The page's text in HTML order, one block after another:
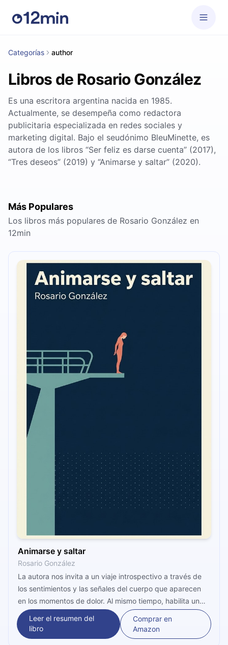
Categorías author
Libros de Rosario González
Es una escritora argentina nacida en 1985.
Actualmente, se desempeña como redactora
publicitaria especializada en redes sociales y
marketing digital. Bajo el seudónimo BleuMinette, es
autora de los libros “Ser feliz es darse cuenta” (2017),
“Tres deseos” (2019) y “Animarse y saltar” (2020).
Más Populares
Los libros más populares de Rosario González en
12min
Animarse y saltar
Rosario González
La autora nos invita a un viaje introspectivo a través de
los sentimientos y las señales del cuerpo que aparecen
en los momentos de dolor. Al mismo tiempo, habilita un
espacio de encuentro entre las experiencias propias y del
entorno para sobreponerse a la angustia.
Leer el resumen del
libro
Comprar en
Amazon